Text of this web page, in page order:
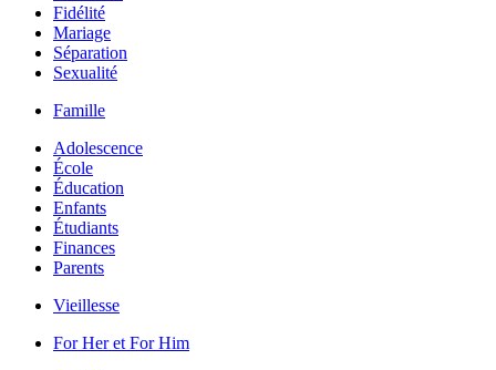
Fidélité
Mariage
Séparation
Sexualité
Famille
Adolescence
École
Éducation
Enfants
Étudiants
Finances
Parents
Vieillesse
For Her et For Him